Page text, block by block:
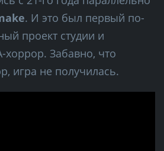
. И это был первый по-
проект студии и
Забавно, что
игра не получилась.